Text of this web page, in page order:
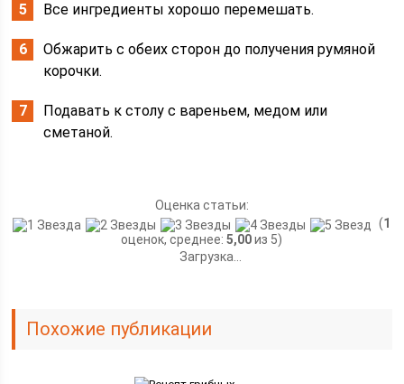
Все ингредиенты хорошо перемешать.
Обжарить с обеих сторон до получения румяной
корочки.
Подавать к столу с вареньем, медом или
сметаной.
Оценка статьи:
(1
оценок, среднее:5,00из 5)
Загрузка...
Похожие публикации